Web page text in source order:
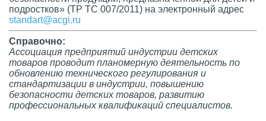
подростков» (ТР ТС 007/2011) на электронный адрес
standart@acgi.ru
Справочно:
Ассоциация предприятий индустрии детских
товаров проводит планомерную деятельность по
обновлению технического регулирования и
стандартизации в индустрии, повышению
безопасности детских товаров, развитию
профессиональных квалификаций специалистов.